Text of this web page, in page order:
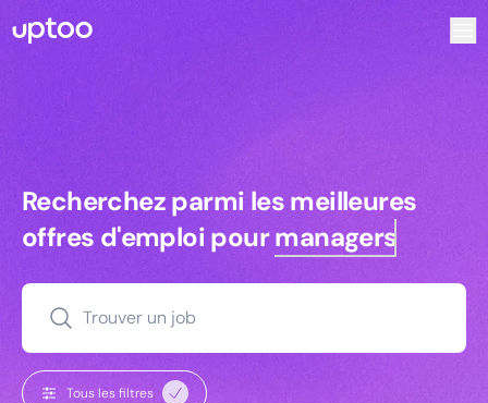
Recherchez parmi les meilleures
Recherchez parmi les meilleures
offres d'emploi pourmanagers
Trouver un job
Tous les filtres